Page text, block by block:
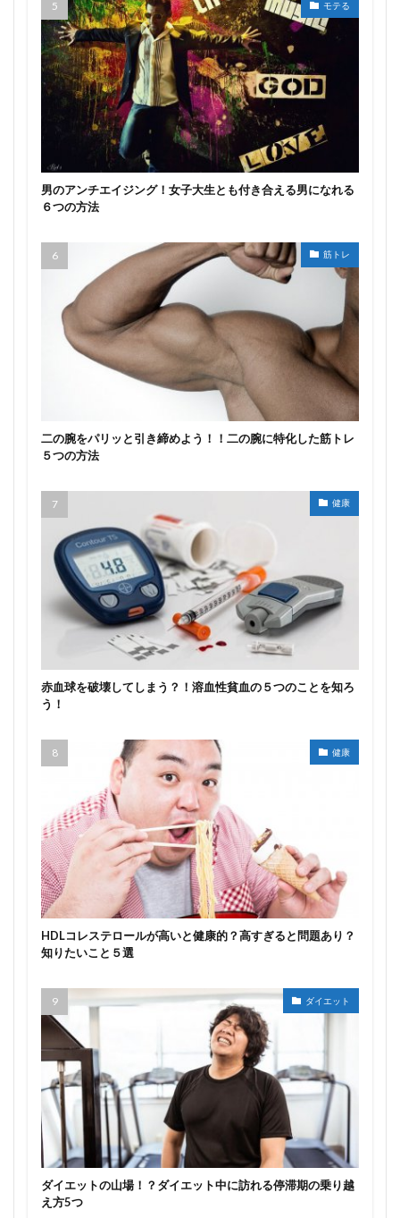
モテる
男のアンチエイジング！女子大生とも付き合える男になれる
６つの方法
筋トレ
二の腕をパリッと引き締めよう！！二の腕に特化した筋トレ
５つの方法
健康
赤血球を破壊してしまう？！溶血性貧血の５つのことを知ろ
う！
健康
HDLコレステロールが高いと健康的？高すぎると問題あり？
知りたいこと５選
ダイエット
ダイエットの山場！？ダイエット中に訪れる停滞期の乗り越
え方5つ